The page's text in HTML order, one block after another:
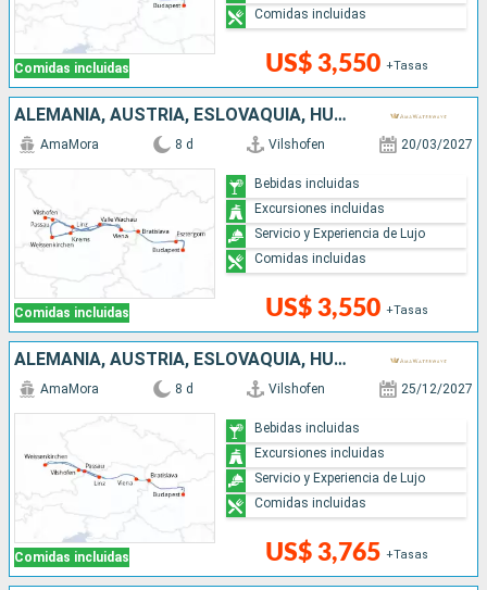
Comidas incluidas US$ 3,550 +Tasas
Comidas incluidas
ALEMANIA, AUSTRIA, ESLOVAQUIA, HUNGRÍA
Comidas incluidas
AmaMora 8 d Vilshofen 20/03/2027
US$ 3,550 +Tasas
Bebidas incluidas
Excursiones incluidas
Servicio y Experiencia de Lujo
Comidas incluidas
ALEMANIA, AUSTRIA, ESLOVAQUIA, HUNGRÍA
Comidas incluidas
AmaMora 8 d Vilshofen 25/12/2027
US$ 3,765 +Tasas
Bebidas incluidas
Excursiones incluidas
Servicio y Experiencia de Lujo
Comidas incluidas